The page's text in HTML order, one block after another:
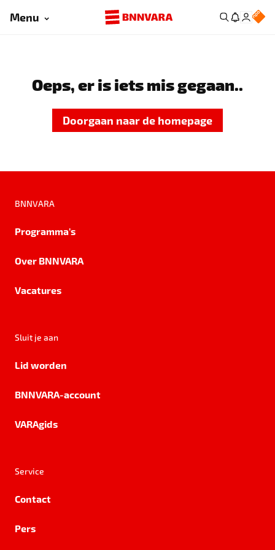
Menu
Oeps, er is iets mis gegaan..
Doorgaan naar de homepage
BNNVARA
Programma's
Over BNNVARA
Vacatures
Sluit je aan
Lid worden
BNNVARA-account
VARAgids
Service
Contact
Pers